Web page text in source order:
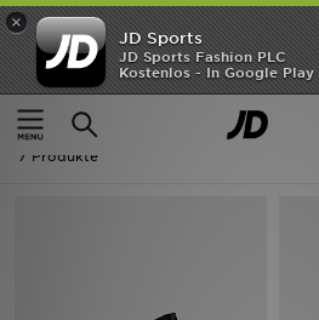
×
JD Sports
JD Sports Fashion PLC
Kostenlos - In Google Play
Startseite
Ausverkauf | Vans Old Skool
Ausverkauf | Vans Old Skool
7 Produkte
Startseite
ANGEBOTE
Marken